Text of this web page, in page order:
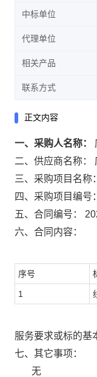
中标单位
代理单位
相关产品
联系方式
正文内容
一、采购人名称：
二、供应商名称：
三、采购项目名称：
四、采购项目编号：
五、合同编号：
六、合同内容：
序号
1
服务要求或标的基
七、其它事项：
无